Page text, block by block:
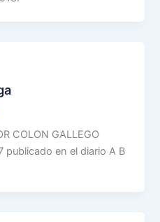
COLON GALLEGO
publicado en el diario A B